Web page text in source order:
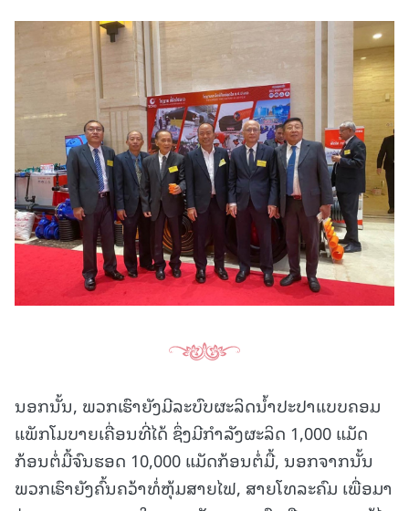
ນອກນັ້ນ, ພວກເຮົາຍັງມີລະບົບຜະລິດນໍ້າປະປາແບບຄອມ
ແພັກໂມບາຍເຄື່ອນທີ່ໄດ້ ຊຶ່ງມີກໍາລັງຜະລິດ 1,000 ແມັດ
ກ້ອນຕໍ່ມື້ຈົນຮອດ 10,000 ແມັດກ້ອນຕໍ່ມື້, ນອກຈາກນັ້ນ
ພວກເຮົາຍັງຄົ້ນຄວ້າທໍ່ຫຸ້ມສາຍໄຟ, ສາຍໂທລະຄົມ ເພື່ອມາ